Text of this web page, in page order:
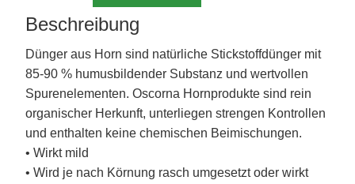
Beschreibung
Dünger aus Horn sind natürliche Stickstoffdünger mit
85-90 % humusbildender Substanz und wertvollen
Spurenelementen. Oscorna Hornprodukte sind rein
organischer Herkunft, unterliegen strengen Kontrollen
und enthalten keine chemischen Beimischungen.
• Wirkt mild
• Wird je nach Körnung rasch umgesetzt oder wirkt